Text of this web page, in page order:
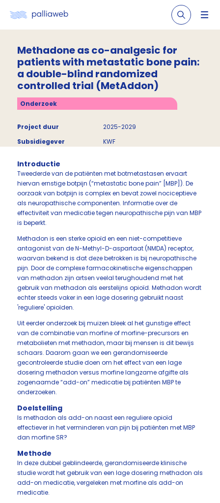
Methadone as co-analgesic for
patients with metastatic bone pain:
a double-blind randomized
controlled trial (MetAddon)
Onderzoek
Project duur
2025-2029
Subsidiegever
KWF
Introductie
Tweederde van de patiënten met botmetastasen ervaart
hiervan ernstige botpijn (“metastatic bone pain” [MBP]). De
oorzaak van botpijn is complex en bevat zowel nociceptieve
als neuropathische componenten. Informatie over de
effectiviteit van medicatie tegen neuropathische pijn van MBP
is beperkt.
Methadon is een sterke opioïd en een niet-competitieve
antagonist van de N-Methyl-D-aspartaat (NMDA) receptor,
waarvan bekend is dat deze betrokken is bij neuropathische
pijn. Door de complexe farmacokinetische eigenschappen
van methadon zijn artsen veelal terughoudend met het
gebruik van methadon als eerstelijns opioïd. Methadon wordt
echter steeds vaker in een lage dosering gebruikt naast
'reguliere' opioïden.
Uit eerder onderzoek bij muizen bleek al het gunstige effect
van de combinatie van morfine of morfine-precursors en
metabolieten met methadon, maar bij mensen is dit bewijs
schaars. Daarom gaan we een gerandomiseerde
gecontroleerde studie doen om het effect van een lage
dosering methadon versus morfine langzame afgifte als
zogenaamde “add-on” medicatie bij patiënten MBP te
onderzoeken.
Doelstelling
Is methadon als add-on naast een reguliere opioïd
effectiever in het verminderen van pijn bij patiënten met MBP
dan morfine SR?
Methode
In deze dubbel geblindeerde, gerandomiseerde klinische
studie wordt het gebruik van een lage dosering methadon als
add-on medicatie, vergeleken met morfine als add-on
medicatie.